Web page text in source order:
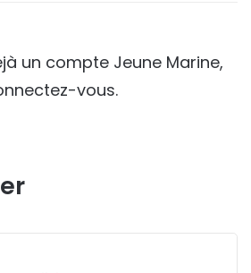
un compte Jeune Marine,
vous.